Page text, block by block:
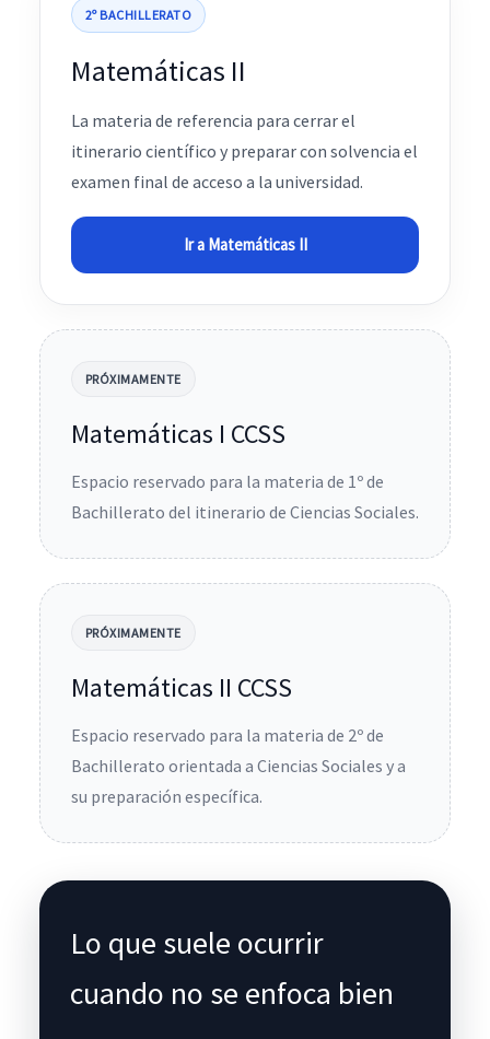
2º BACHILLERATO
Matemáticas II
La materia de referencia para cerrar el
itinerario científico y preparar con solvencia el
examen final de acceso a la universidad.
Ir a Matemáticas II
PRÓXIMAMENTE
Matemáticas I CCSS
Espacio reservado para la materia de 1º de
Bachillerato del itinerario de Ciencias Sociales.
PRÓXIMAMENTE
Matemáticas II CCSS
Espacio reservado para la materia de 2º de
Bachillerato orientada a Ciencias Sociales y a
su preparación específica.
Lo que suele ocurrir
cuando no se enfoca bien